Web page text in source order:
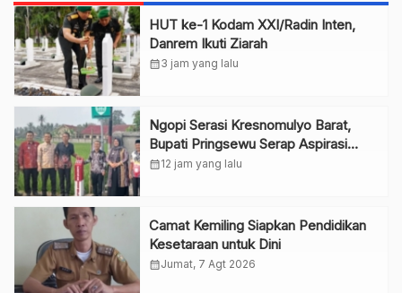
HUT ke-1 Kodam XXI/Radin Inten,
Danrem Ikuti Ziarah
calendar_month3 jam yang lalu
Ngopi Serasi Kresnomulyo Barat,
Bupati Pringsewu Serap Aspirasi
Warga
calendar_month12 jam yang lalu
Camat Kemiling Siapkan Pendidikan
Kesetaraan untuk Dini
calendar_monthJumat, 7 Agt 2026